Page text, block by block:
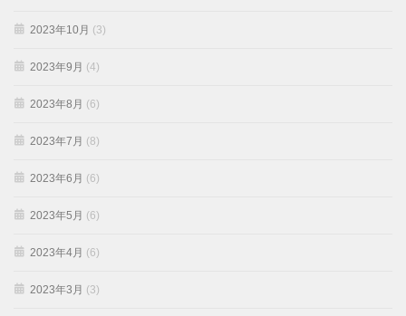
2023年10月 (3)
2023年9月 (4)
2023年8月 (6)
2023年7月 (8)
2023年6月 (6)
2023年5月 (6)
2023年4月 (6)
2023年3月 (3)